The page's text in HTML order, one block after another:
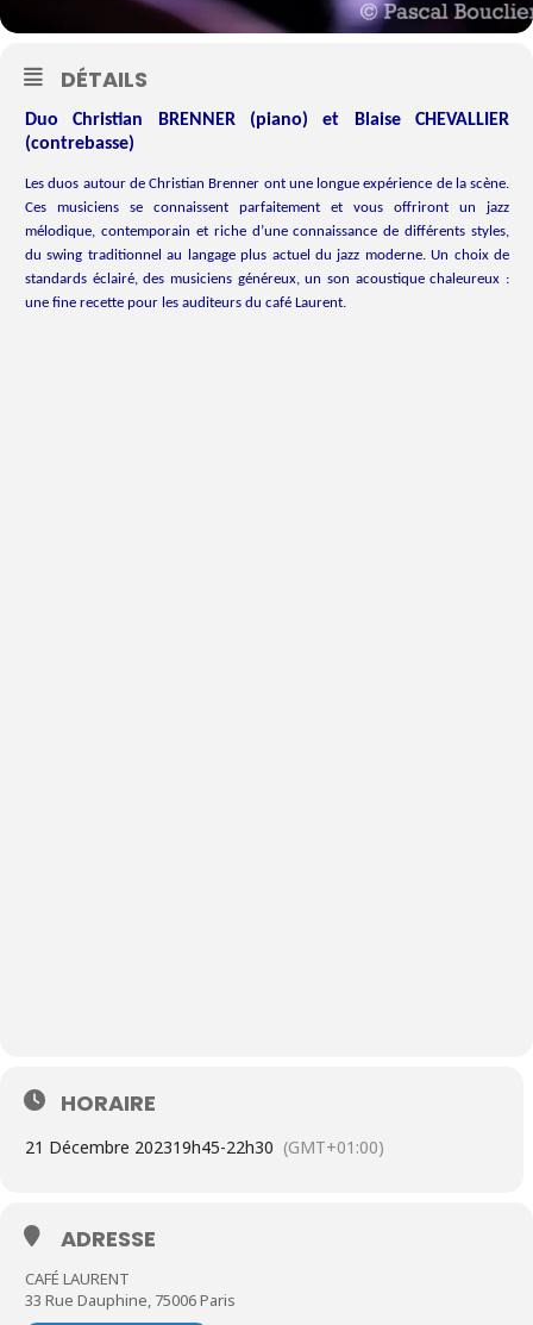
DÉTAILS
Duo Christian BRENNER (piano) et Blaise CHEVALLIER
(contrebasse)
Les duos autour de Christian Brenner ont une longue expérience de la scène.
Ces musiciens se connaissent parfaitement et vous offriront un jazz
mélodique, contemporain et riche d’une connaissance de différents styles,
du swing traditionnel au langage plus actuel du jazz moderne. Un choix de
standards éclairé, des musiciens généreux, un son acoustique chaleureux :
une fine recette pour les auditeurs du café Laurent.
HORAIRE
21 Décembre 202319h45-22h30 (GMT+01:00)
ADRESSE
CAFÉ LAURENT
33 Rue Dauphine, 75006 Paris